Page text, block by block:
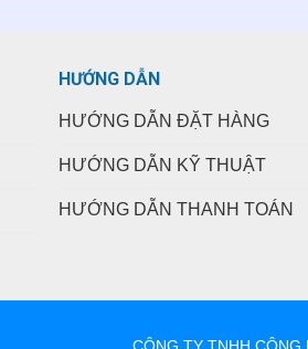
HƯỚNG DẪN
HƯỚNG DẪN ĐẶT HÀNG
HƯỚNG DẪN KỸ THUẬT
HƯỚNG DẪN THANH TOÁN